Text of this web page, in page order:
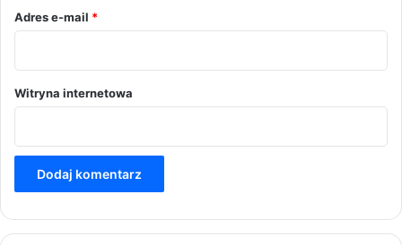
Adres e-mail *
Witryna internetowa